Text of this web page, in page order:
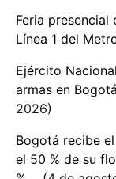
Feria presencial
Línea 1 del
Ejército
armas en
2026
Bogotá recibe
el 50 % de su